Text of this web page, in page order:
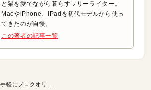
と猫を愛でながら暮らすフリーライター。
MacやiPhone、iPadを初代モデルから使っ
てきたのが自慢。
この著者の記事一覧